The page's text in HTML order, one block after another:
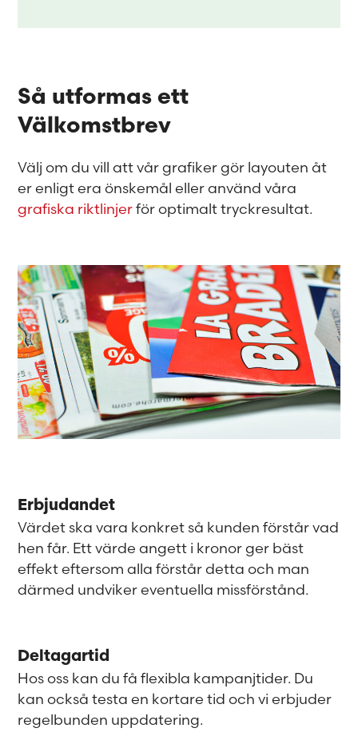
Så utformas ett
Välkomstbrev
Välj om du vill att vår grafiker gör layouten åt
er enligt era önskemål eller använd våra
grafiska riktlinjerför optimalt tryckresultat.
Erbjudandet
Värdet ska vara konkret så kunden förstår vad
hen får. Ett värde angett i kronor ger bäst
effekt eftersom alla förstår detta och man
därmed undviker eventuella missförstånd.
Deltagartid
Hos oss kan du få flexibla kampanjtider. Du
kan också testa en kortare tid och vi erbjuder
regelbunden uppdatering.